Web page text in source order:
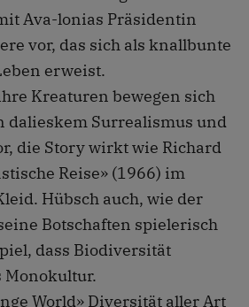
Ava-lonias Präsidentin
vor, das sich als knallbunte
erweist.
Kreaturen bewegen sich
dalieskem Surrealismus und
die Story wirkt wie Richard
Reise» (1966) im
Hübsch auch, wie der
Botschaften spielerisch
dass Biodiversität
Monokultur.
World» Diversität aller Art